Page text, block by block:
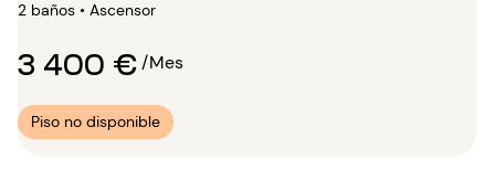
2 baños • Ascensor
3 400 €/Mes
Piso no disponible